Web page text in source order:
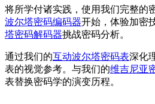
将所学付诸实践，使用我们完整的
波尔塔密码编码器开始，体验加密
塔密码解码器挑战密码分析。
通过我们的互动波尔塔密码表深化
表的视觉参考。与我们的维吉尼亚
表替换密码学的演变历程。